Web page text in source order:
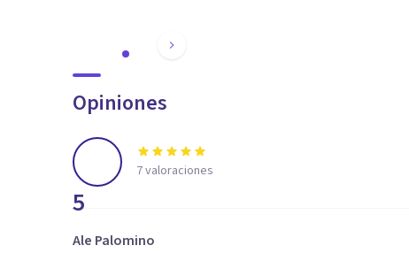
Opiniones
5
7valoraciones
Ale Palomino